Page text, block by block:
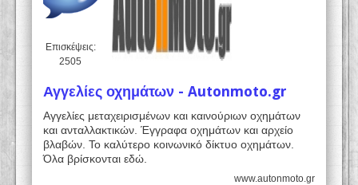
Επισκέψεις:
2505
Αγγελίες οχημάτων - Autonmoto.gr
Αγγελίες μεταχειρισμένων και καινούριων οχημάτων
και ανταλλακτικών. Έγγραφα οχημάτων και αρχείο
βλαβών. Το καλύτερο κοινωνικό δίκτυο οχημάτων.
Όλα βρίσκονται εδώ.
www.autonmoto.gr